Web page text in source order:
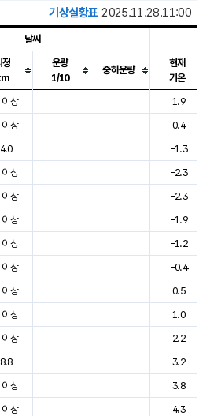
기상실황표 2025.11.28.11:00
, 기온, 강수, 바람, 기압등을 안내한 표입
날씨
정
운량
1/10
중하운량
현재
기온
상
1.9
상
0.4
-1.3
상
-2.3
상
-2.3
상
-1.9
상
-1.2
상
-0.4
상
0.5
상
1.0
상
2.2
3.2
상
3.8
상
4.3